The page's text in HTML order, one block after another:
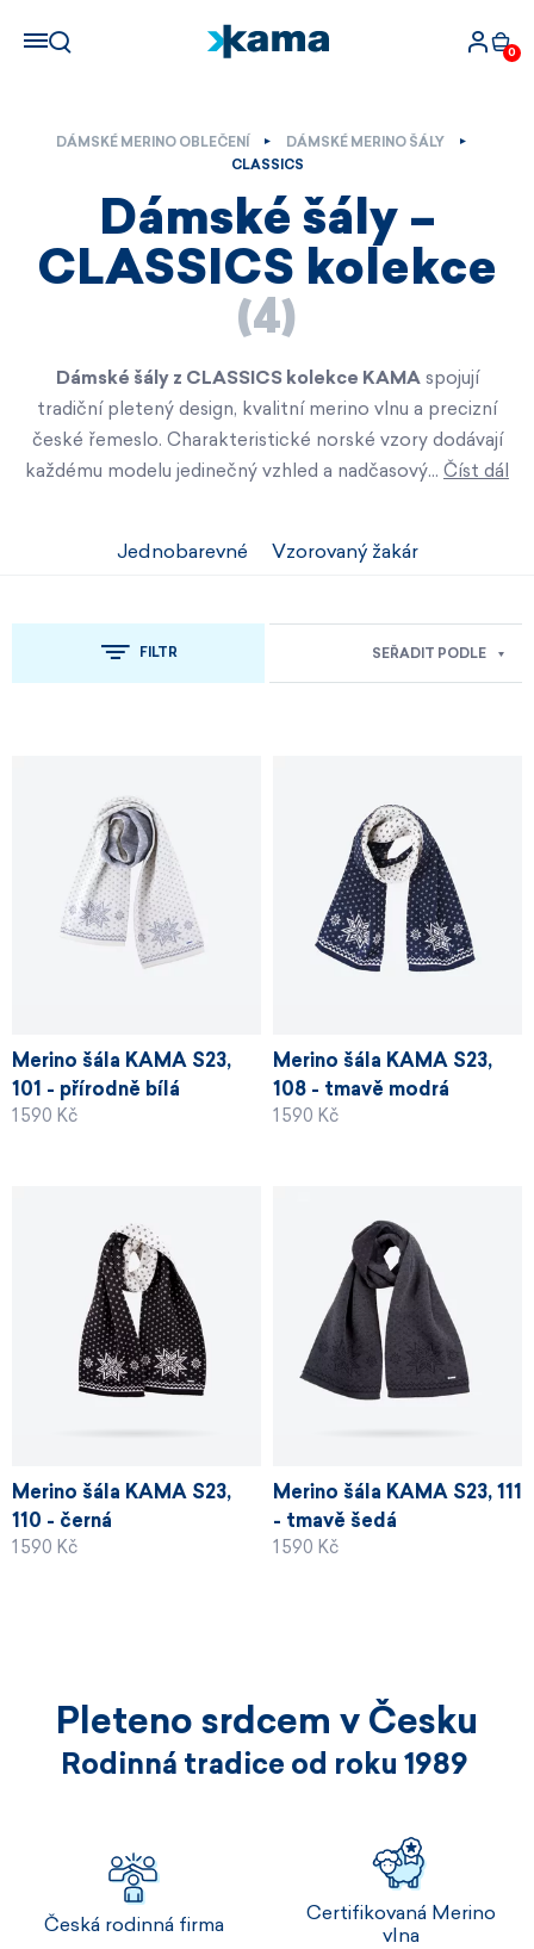
0
DÁMSKÉ MERINO OBLEČENÍ
DÁMSKÉ MERINO ŠÁLY
CLASSICS
Dámské šály –
CLASSICS kolekce
(4)
Dámské šály z CLASSICS kolekce KAMA spojují
tradiční pletený design, kvalitní merino vlnu a precizní
české řemeslo. Charakteristické norské vzory dodávají
každému modelu jedinečný vzhled a nadčasový… Číst dál
Jednobarevné Vzorovaný žakár
FILTR SEŘADIT PODLE
Merino šála KAMA S23,
101 - přírodně bílá
1 590 Kč
Merino šála KAMA S23,
108 - tmavě modrá
1 590 Kč
Merino šála KAMA S23,
110 - černá
1 590 Kč
Merino šála KAMA S23, 111
- tmavě šedá
1 590 Kč
Pleteno srdcem v Česku
Rodinná tradice od roku 1989
Česká rodinná firma
Certifikovaná Merino
vlna